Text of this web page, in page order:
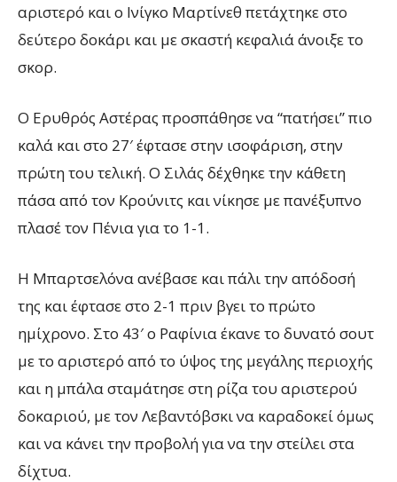
αριστερό και ο Ινίγκο Μαρτίνεθ πετάχτηκε στο
δεύτερο δοκάρι και με σκαστή κεφαλιά άνοιξε το
σκορ.
Ο Ερυθρός Αστέρας προσπάθησε να “πατήσει” πιο
καλά και στο 27′ έφτασε στην ισοφάριση, στην
πρώτη του τελική. Ο Σιλάς δέχθηκε την κάθετη
πάσα από τον Κρούνιτς και νίκησε με πανέξυπνο
πλασέ τον Πένια για το 1-1.
Η Μπαρτσελόνα ανέβασε και πάλι την απόδοσή
της και έφτασε στο 2-1 πριν βγει το πρώτο
ημίχρονο. Στο 43′ ο Ραφίνια έκανε το δυνατό σουτ
με το αριστερό από το ύψος της μεγάλης περιοχής
και η μπάλα σταμάτησε στη ρίζα του αριστερού
δοκαριού, με τον Λεβαντόβσκι να καραδοκεί όμως
και να κάνει την προβολή για να την στείλει στα
δίχτυα.